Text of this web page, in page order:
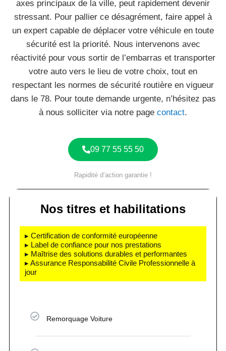
axes principaux de la ville, peut rapidement devenir
stressant. Pour pallier ce désagrément, faire appel à
un expert capable de déplacer votre véhicule en toute
sécurité est la priorité. Nous intervenons avec
réactivité pour vous sortir de l’embarras et transporter
votre auto vers le lieu de votre choix, tout en
respectant les normes de sécurité routière en vigueur
dans le 78. Pour toute demande urgente, n’hésitez pas
à nous solliciter via notre page contact.
09 77 55 55 50
Rapidité d’action garantie !
Nos titres et habilitations
▸ Certification de conformité européenne
▸ Label de confiance pour nos prestations
▸ Maîtrise des solutions durables et performantes
▸ Assurance Responsabilité Civile Professionnelle à
jour
Remorquage Voiture